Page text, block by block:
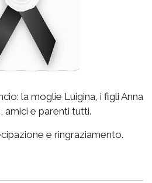
la moglie Luigina, i figli Anna
amici e parenti tutti.
e ringraziamento.